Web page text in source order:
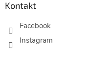
Kontakt
Facebook